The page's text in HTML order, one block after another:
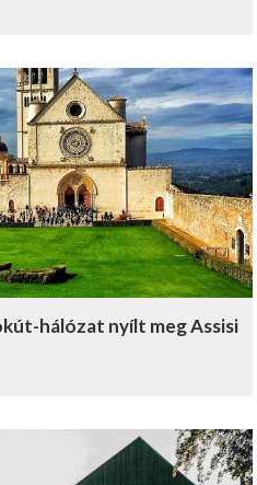
hálózat nyílt meg Assisi